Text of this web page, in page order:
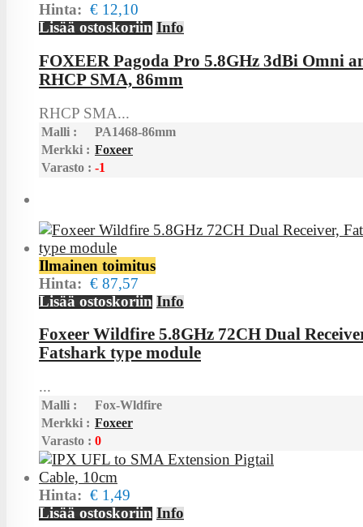
Hinta: € 12,10
Lisää ostoskoriin Info
FOXEER Pagoda Pro 5.8GHz 3dBi Omni
RHCP SMA, 86mm
RHCP SMA...
Malli :
PA1468-86mm
Merkki : Foxeer
Varasto : -1
Ilmainen toimitus
Hinta: € 87,57
Lisää ostoskoriin Info
Foxeer Wildfire 5.8GHz 72CH Dual
Fatshark type module
...
Malli :
Fox-Wldfire
Merkki : Foxeer
Varasto : 0
Hinta: € 1,49
Lisää ostoskoriin Info